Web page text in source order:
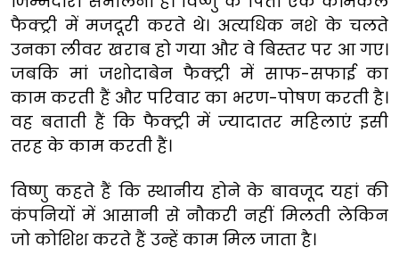
फैक्ट्री में मजदूरी करते थे। अत्यधिक नशे के चलते
उनका लीवर खराब हो गया और वे बिस्तर पर आ गए।
जबकि मां जशोदाबेन फैक्ट्री में साफ-सफाई का
काम करती हैं और परिवार का भरण-पोषण करती है।
वह बताती हैं कि फैक्ट्री में ज्यादातर महिलाएं इसी
तरह के काम करती हैं।
विष्णु कहते हैं कि स्थानीय होने के बावजूद यहां की
कंपनियों में आसानी से नौकरी नहीं मिलती लेकिन
जो कोशिश करते हैं उन्हें काम मिल जाता है।